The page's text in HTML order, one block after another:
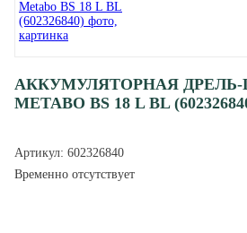
АККУМУЛЯТОРНАЯ
METABO BS 18 L BL
Артикул: 602326840
Временно отсутствует